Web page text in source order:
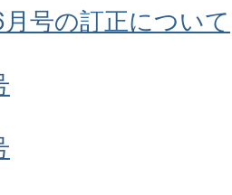
号の訂正について